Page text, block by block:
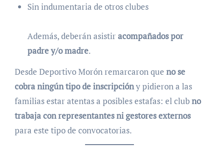
Sin indumentaria de otros clubes
Además, deberán asistiracompañados por
padre y/o madre.
Desde Deportivo Morón remarcaron que no se
cobra ningún tipo de inscripcióny pidieron a las
familias estar atentas a posibles estafas: el clubno
trabaja con representantes ni gestores externos
para este tipo de convocatorias.